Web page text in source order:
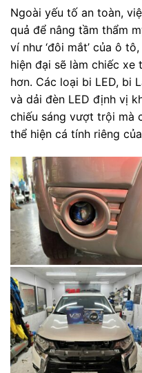
Ngoài yếu tố an toàn,
quả để nâng tầm thẩm
ví như ‘đôi mắt’ của ô
hiện đại sẽ làm chiếc
hơn. Các loại bi LED, bi
và dải đèn LED định vị
chiếu sáng vượt trội mà
thể hiện cá tính riêng